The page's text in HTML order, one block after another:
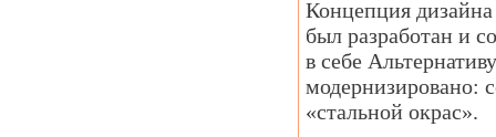
Концепция
был разработан и
в себе
модернизировано:
«стальной окрас».